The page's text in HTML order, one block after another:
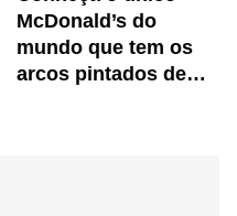
McDonald’s do
mundo que tem os
arcos pintados de